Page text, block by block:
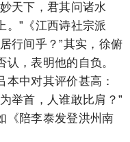
天下，君其问诸水
。”《江西诗社宗派
行间乎？”其实，徐俯
，表明他的自负。
中对其评价甚高：
举首，人谁敢比肩？”
《陪李泰发登洪州南